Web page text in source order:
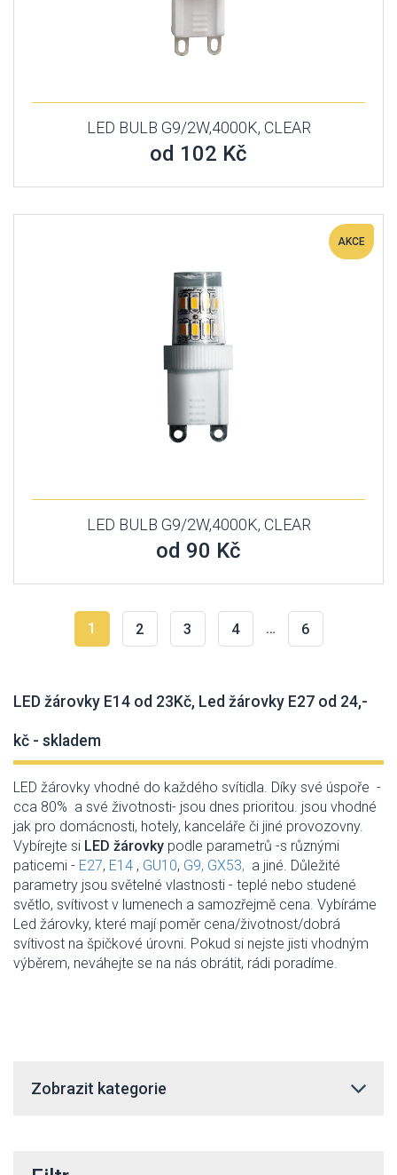
LED BULB G9/2W,4000K, CLEAR
od 102 Kč
AKCE
LED BULB G9/2W,4000K, CLEAR
od 90 Kč
1 2 3 4 … 6
LED žárovky E14 od 23Kč, Led žárovky E27 od 24,-
kč - skladem
LED žárovky vhodné do každého svítidla. Díky své úspoře -
cca 80% a své životnosti- jsou dnes prioritou. jsou vhodné
jak pro domácnosti, hotely, kanceláře či jiné provozovny.
Vybírejte si LED žárovky podle parametrů -s různými
paticemi - E27, E14 , GU10, G9, GX53, a jiné. Důležité
parametry jsou světelné vlastnosti - teplé nebo studené
světlo, svítivost v lumenech a samozřejmě cena. Vybíráme
Led žárovky, které mají poměr cena/životnost/dobrá
svítivost na špičkové úrovni. Pokud si nejste jisti vhodným
výběrem, neváhejte se na nás obrátit, rádi poradíme.
Zobrazit kategorie